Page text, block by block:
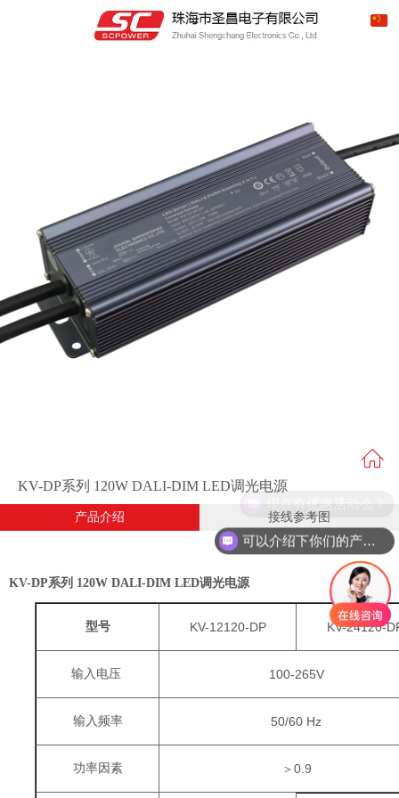
KV-DP系列 120W DALI-DIM LED调光电源
产品介绍 接线参考图
KV-DP系列 120W DALI-DIM LED调光电源
型号 KV-12120-DP KV-24120-
输入电压 100-265V
输入频率 50/60 Hz
功率因素 ＞0.9
可以介绍下你们的产品么？
现在有优惠活动么？